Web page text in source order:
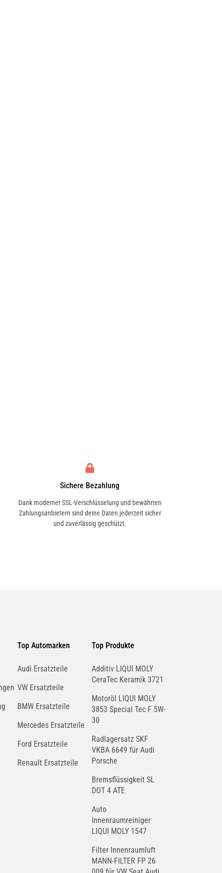
Sichere Bezahlung
Dank moderner SSL-Verschlüsselung und bewährten
Zahlungsanbietern sind deine Daten jederzeit sicher
und zuverlässig geschützt.
Top Automarken
Audi Ersatzteile
VW Ersatzteile
BMW Ersatzteile
Mercedes Ersatzteile
Ford Ersatzteile
Renault Ersatzteile
Top Produkte
Additiv LIQUI MOLY
CeraTec Keramik 3721
Motoröl LIQUI MOLY
3853 Special Tec F 5W-
30
Radlagersatz SKF
VKBA 6649 für Audi
Porsche
Bremsflüssigkeit SL
DOT 4 ATE
Auto
Innenraumreiniger
LIQUI MOLY 1547
Filter Innenraumluft
MANN-FILTER FP 26